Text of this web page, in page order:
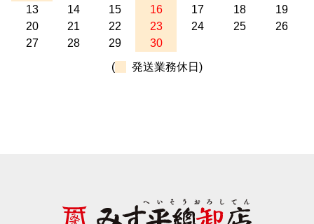
13
14 15 16 17 18
19
20
21 22 23 24 25
26
27
28 29
30
(
発送業務休日)